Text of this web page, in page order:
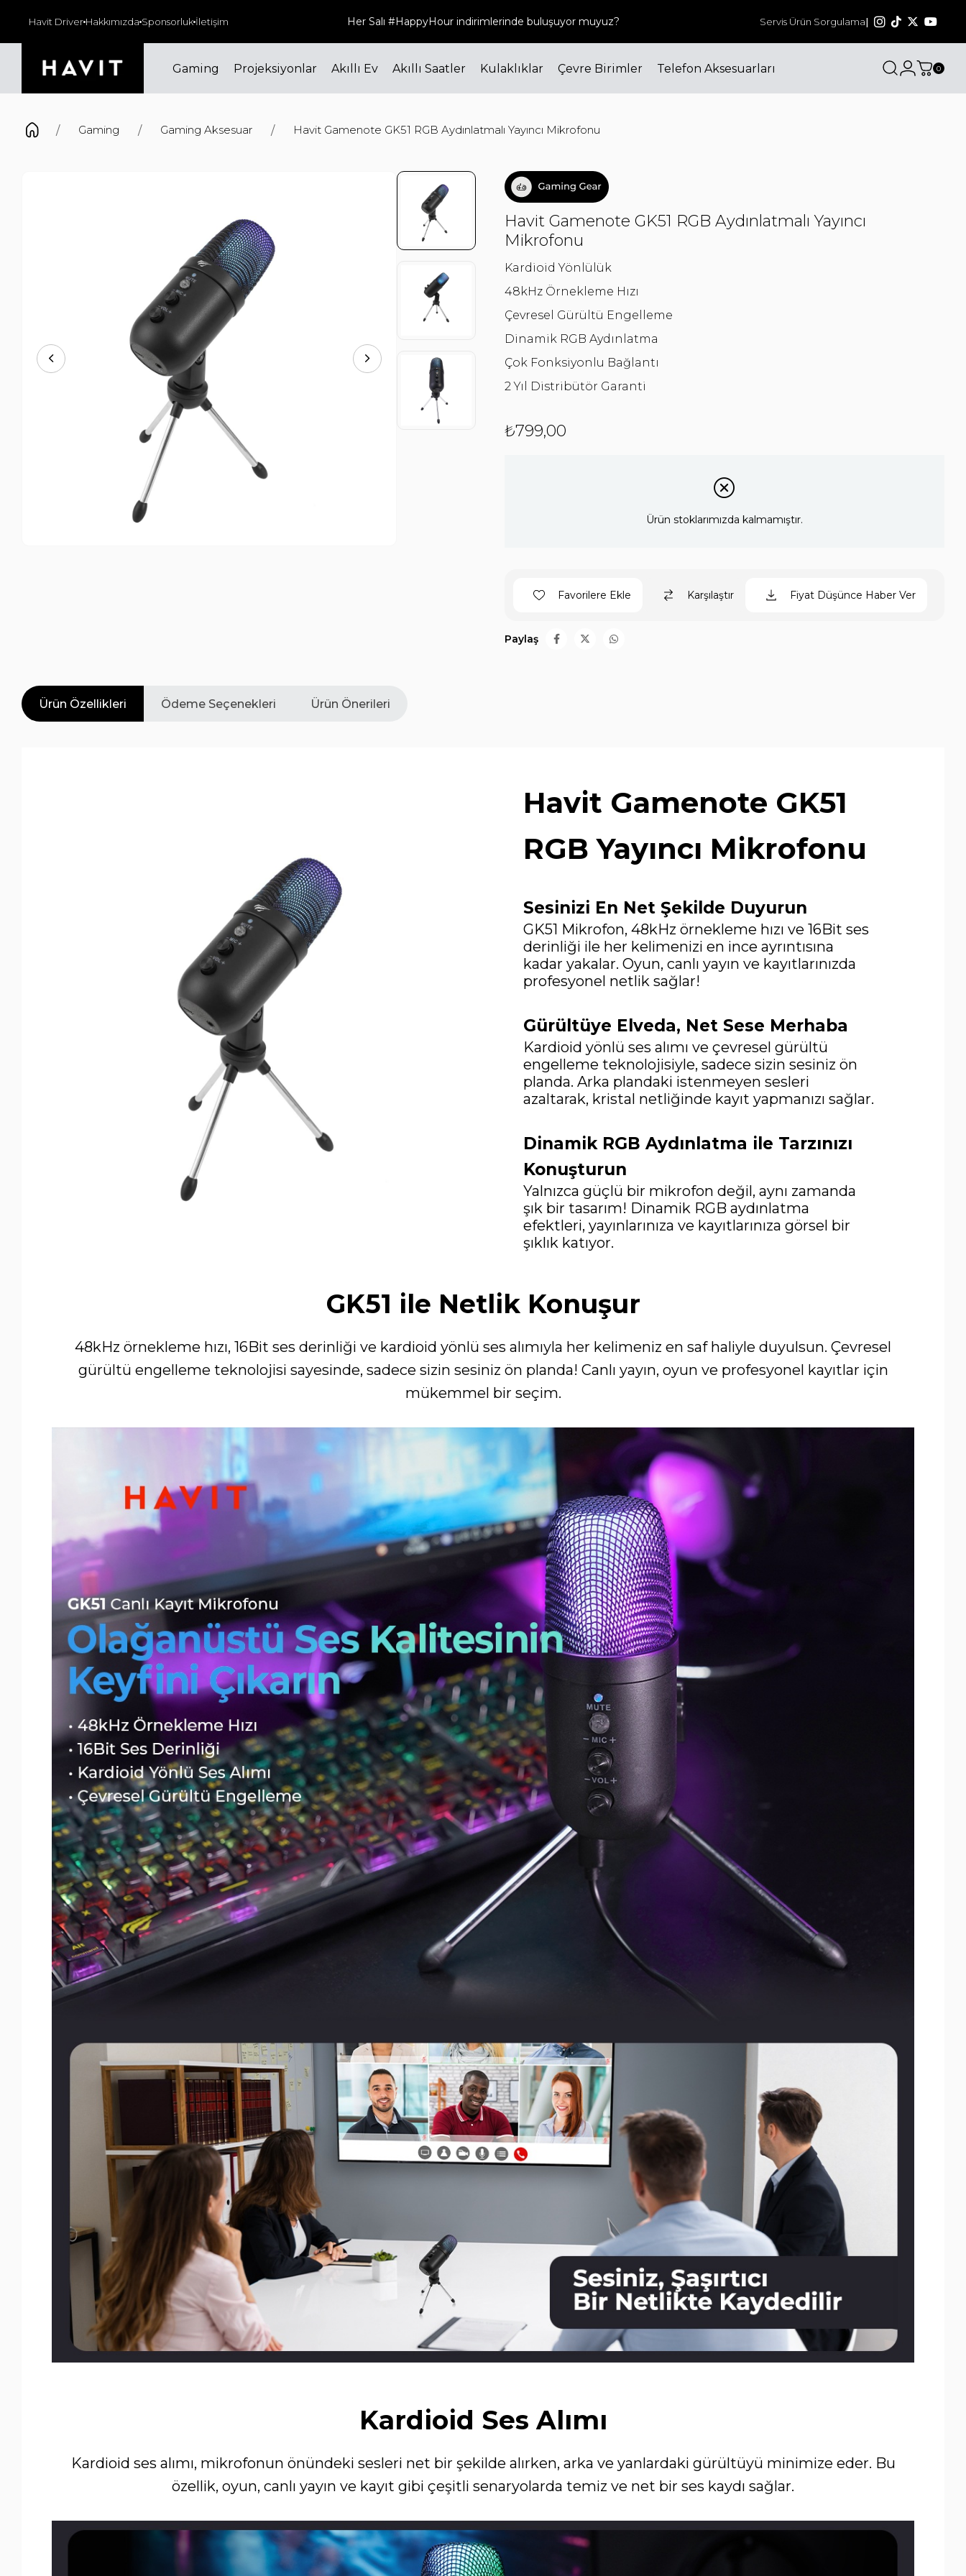
Havit Driver Hakkımızda Sponsorluk İletişim
ve üzeri siparişlerinizde kargo ücretsiz! Her Salı #HappyHour indirimlerinde buluşuyor muyuz? Bizi sosyal medyadan da takip edin!
Servis Ürün Sorgulama|
Gaming Projeksiyonlar Akıllı Ev Akıllı Saatler Kulaklıklar Çevre Birimler Telefon Aksesuarları 0
Gaming Gaming Aksesuar Havit Gamenote GK51 RGB Aydınlatmalı Yayıncı Mikrofonu
Havit Gamenote GK51 RGB Aydınlatmalı Yayıncı
Mikrofonu
Kardioid Yönlülük
48kHz Örnekleme Hızı
Çevresel Gürültü Engelleme
Dinamik RGB Aydınlatma
Çok Fonksiyonlu Bağlantı
2 Yıl Distribütör Garanti
₺799,00
Ürün stoklarımızda kalmamıştır.
Favorilere Ekle Karşılaştır Fiyat Düşünce Haber Ver
Paylaş
Ürün Özellikleri Ödeme Seçenekleri Ürün Önerileri
Havit Gamenote GK51
RGB Yayıncı Mikrofonu
Sesinizi En Net Şekilde Duyurun
GK51 Mikrofon, 48kHz örnekleme hızı ve 16Bit ses
derinliği ile her kelimenizi en ince ayrıntısına
kadar yakalar. Oyun, canlı yayın ve kayıtlarınızda
profesyonel netlik sağlar!
Gürültüye Elveda, Net Sese Merhaba
Kardioid yönlü ses alımı ve çevresel gürültü
engelleme teknolojisiyle, sadece sizin sesiniz ön
planda. Arka plandaki istenmeyen sesleri
azaltarak, kristal netliğinde kayıt yapmanızı sağlar.
Dinamik RGB Aydınlatma ile Tarzınızı
Konuşturun
Yalnızca güçlü bir mikrofon değil, aynı zamanda
şık bir tasarım! Dinamik RGB aydınlatma
efektleri, yayınlarınıza ve kayıtlarınıza görsel bir
şıklık katıyor.
GK51 ile Netlik Konuşur
48kHz örnekleme hızı, 16Bit ses derinliği ve kardioid yönlü ses alımıyla her kelimeniz en saf haliyle duyulsun. Çevresel
gürültü engelleme teknolojisi sayesinde, sadece sizin sesiniz ön planda! Canlı yayın, oyun ve profesyonel kayıtlar için
mükemmel bir seçim.
Kardioid Ses Alımı
Kardioid ses alımı, mikrofonun önündeki sesleri net bir şekilde alırken, arka ve yanlardaki gürültüyü minimize eder. Bu
özellik, oyun, canlı yayın ve kayıt gibi çeşitli senaryolarda temiz ve net bir ses kaydı sağlar.